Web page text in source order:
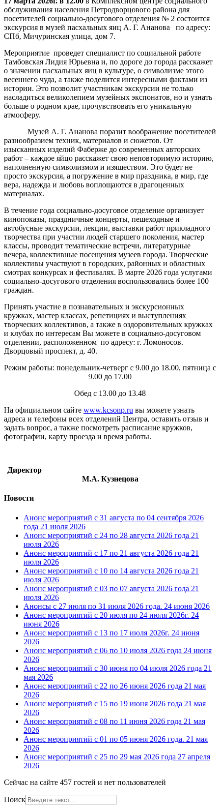
обслуживания населения Петродворцового района для
посетителей социально-досугового отделения № 2 состоится
экскурсия в музей пасхальных яиц А. Г. Ананова по адресу:
СПб, Мичуринская улица, дом 7.
Мероприятие проведет специалист по социальной работе
Тамбовская Лидия Юрьевна и, по дороге до города расскажет
о значении пасхальных яиц в культуре, о символизме этого
весеннего чуда, а также поделится интересными фактами из
истории. Это позволит участникам экскурсии не только
насладиться великолепием музейных экспонатов, но и узнать
больше о родном крае, прочувствовать его уникальную
атмосферу.
Музей А. Г. Ананова поразит воображение посетителей
разнообразием техник, материалов и сюжетов. От
изысканных изделий Фаберже до современных авторских
работ – каждое яйцо расскажет свою неповторимую историю,
наполненную символизмом и изяществом. Это будет не
просто экскурсия, а погружение в мир праздника, в мир, где
вера, надежда и любовь воплощаются в драгоценных
материалах.
В течение года социально-досуговое отделение организует
кинопоказы, праздничные концерты, пешеходные и
автобусные экскурсии, лекции, выставки работ прикладного
творчества при участии людей старшего поколения, мастер
классы, проводит тематические встречи, литературные
вечера, коллективные посещения музеев города. Творческие
коллективы участвуют в городских, районных и областных
смотрах конкурсах и фестивалях. В марте 2026 года услугами
социально-досугового отделения воспользовались более 100
граждан.
Принять участие в познавательных и экскурсионных
кружках, мастер классах, репетициях и выступлениях
творческих коллективов, а также в оздоровительных кружках
и клубах по интересам Вы можете в социально-досуговом
отделении, расположенном по адресу: г. Ломоносов.
Дворцовый проспект, д. 40.
Режим работы: понедельник-четверг с 9.00 до 18.00, пятница с
9.00 до 17.00
Обед с 13.00 до 13.48
На официальном сайте www.kcsonp.ru вы можете узнать
адреса и телефоны всех отделений Центра, оставить отзыв и
задать вопрос, а также посмотреть расписание кружков,
фотографии, карту проезда и время работы.
Директор
М.А. Кузнецова
Новости
Анонс мероприятий с 31 августа по 04 сентября 2026
года 21 июля 2026
Анонс мероприятий с 24 по 28 августа 2026 года 21
июля 2026
Анонс мероприятий с 17 по 21 августа 2026 года 21
июля 2026
Анонс мероприятий с 10 по 14 августа 2026 года 21
июля 2026
Анонс мероприятий с 03 по 07 августа 2026 года 21
июля 2026
Анонсы с 27 июля по 31 июля 2026 года. 24 июня 2026
Анонс мероприятий с 20 июля по 24 июля 2026г. 24
июня 2026
Анонс мероприятий с 13 по 17 июля 2026г. 24 июня
2026
Анонс мероприятий с 06 по 10 июля 2026 года 24 июня
2026
Анонс мероприятий с 30 июня по 04 июля 2026 года 21
мая 2026
Анонс мероприятий с 22 по 26 июня 2026 года 21 мая
2026
Анонс мероприятий с 15 по 19 июня 2026 года 21 мая
2026
Анонс мероприятий с 08 по 11 июня 2026 года 21 мая
2026
Анонс мероприятий с 01 по 05 июня 2026 года. 21 мая
2026
Анонс мероприятий с 25 по 29 мая 2026 года 27 апреля
2026
Сейчас на сайте 457 гостей и нет пользователей
Поиск